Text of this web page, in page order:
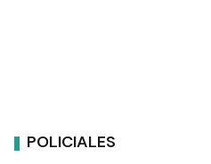
POLICIALES